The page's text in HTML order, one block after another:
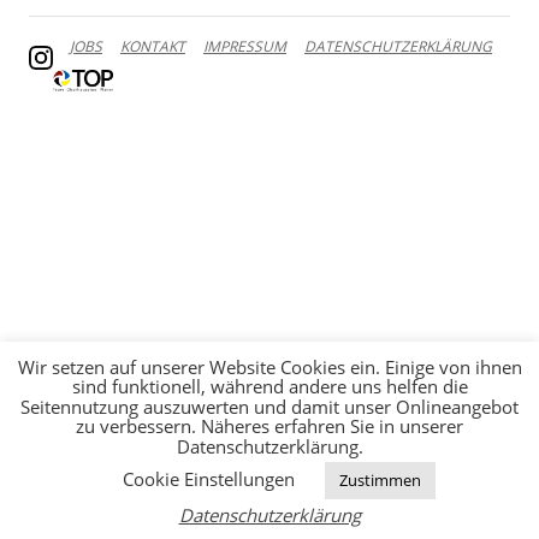
JOBS KONTAKT IMPRESSUM DATENSCHUTZERKLÄRUNG
Wir setzen auf unserer Website Cookies ein. Einige von ihnen
sind funktionell, während andere uns helfen die
Seitennutzung auszuwerten und damit unser Onlineangebot
zu verbessern. Näheres erfahren Sie in unserer
Datenschutzerklärung.
Cookie Einstellungen
Zustimmen
Datenschutzerklärung